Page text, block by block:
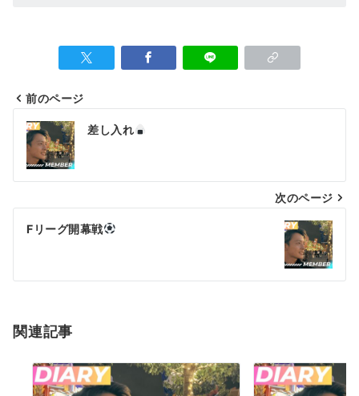
投
稿
ナ
ビ
ゲ
シ
ン
前のページ
差し入れ
次のページ
Fリーグ開幕戦
関連記事